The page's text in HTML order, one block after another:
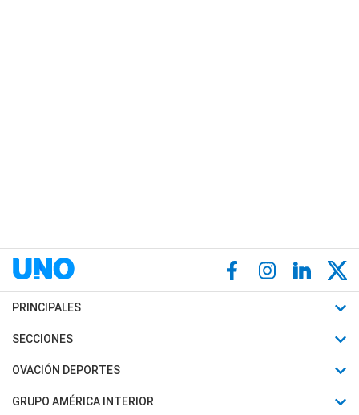
PRINCIPALES
Últimas Noticias
Política
SECCIONES
Horóscopo
Motores
OVACIÓN DEPORTES
Fútbol
GRUPO AMÉRICA INTERIOR